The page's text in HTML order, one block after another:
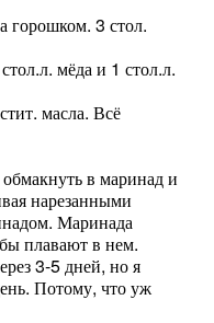
горошком. 3 стол.
мёда и 1 стол.л.
масла. Всё
в маринад и
нарезанными
Маринада
плавают в нем.
3-5 дней, но я
Потому, что уж